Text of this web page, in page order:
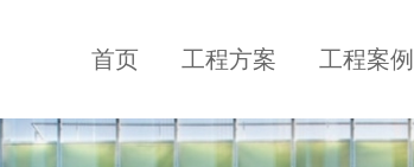
首页 工程方案 工程案例